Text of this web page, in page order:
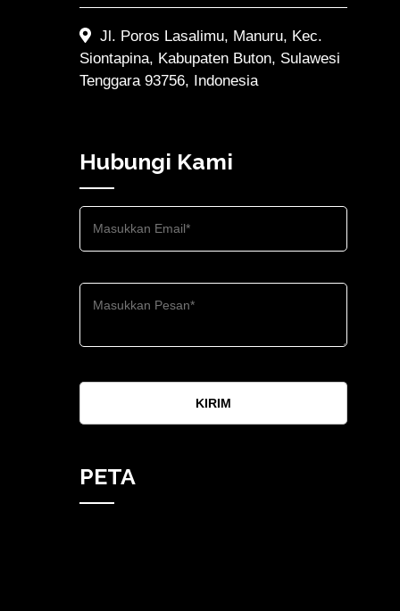
Jl. Poros Lasalimu, Manuru, Kec.
Siontapina, Kabupaten Buton, Sulawesi
Tenggara 93756, Indonesia
Hubungi Kami
KIRIM
PETA